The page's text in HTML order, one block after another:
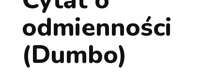
odmienności
(Dumbo)